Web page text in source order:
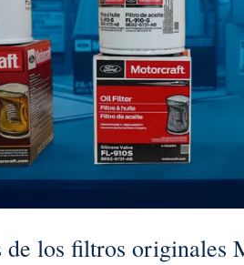
de los filtros originales